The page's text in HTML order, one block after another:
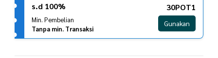
s.d 100%
Min. Pembelian
Tanpa min. Transaksi
30POT1
Gunakan